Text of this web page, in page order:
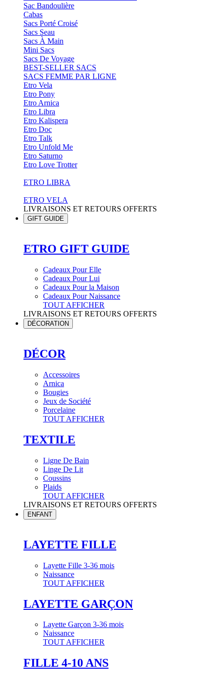
Sac Bandoulière
Cabas
Sacs Porté Croisé
Sacs Seau
Sacs À Main
Mini Sacs
Sacs De Voyage
BEST-SELLER SACS
SACS FEMME PAR LIGNE
Etro Vela
Etro Pony
Etro Arnica
Etro Libra
Etro Kalispera
Etro Doc
Etro Talk
Etro Unfold Me
Etro Saturno
Etro Love Trotter
ETRO LIBRA
ETRO VELA
LIVRAISONS ET RETOURS OFFERTS
GIFT GUIDE
ETRO GIFT GUIDE
Cadeaux Pour Elle
Cadeaux Pour Lui
Cadeaux Pour la Maison
Cadeaux Pour Naissance
TOUT AFFICHER
LIVRAISONS ET RETOURS OFFERTS
DÉCORATION
DÉCOR
Accessoires
Arnica
Bougies
Jeux de Société
Porcelaine
TOUT AFFICHER
TEXTILE
Ligne De Bain
Linge De Lit
Coussins
Plaids
TOUT AFFICHER
LIVRAISONS ET RETOURS OFFERTS
ENFANT
LAYETTE FILLE
Layette Fille 3-36 mois
Naissance
TOUT AFFICHER
LAYETTE GARÇON
Layette Garçon 3-36 mois
Naissance
TOUT AFFICHER
FILLE 4-10 ANS